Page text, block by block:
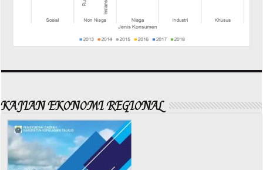
KAJIAN EKONOMI REGIONAL